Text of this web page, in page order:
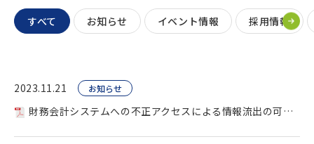
すべて お知らせ イベント情報 採用情報
2023.11.21 お知らせ
財務会計システムへの不正アクセスによる情報流出の可能性について。